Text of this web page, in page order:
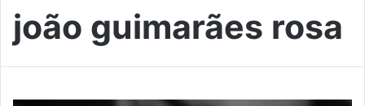
joão guimarães rosa